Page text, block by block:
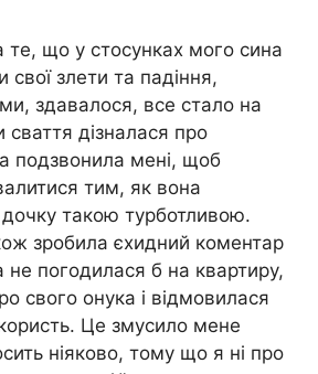
що у стосунках мого сина
свої злети та падіння,
здавалося, все стало на
сваття дізналася про
подзвонила мені, щоб
тим, як вона
такою турботливою.
зробила єхидний коментар
погодилася б на квартиру,
свого онука і відмовилася
Це змусило мене
ніяково, тому що я ні про